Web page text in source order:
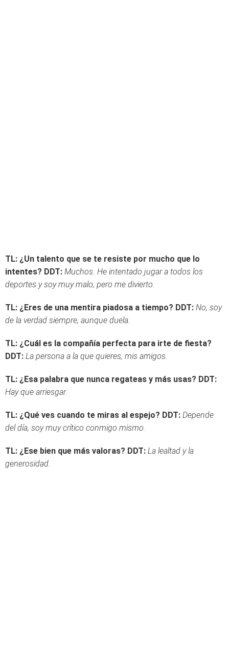
TL: ¿Un talento que se te resiste por mucho que lo
intentes? DDT: Muchos. He intentado jugar a todos los
deportes y soy muy malo, pero me divierto.
TL: ¿Eres de una mentira piadosa a tiempo? DDT: No, soy
de la verdad siempre, aunque duela.
TL: ¿Cuál es la compañía perfecta para irte de fiesta?
DDT: La persona a la que quieres, mis amigos.
TL: ¿Esa palabra que nunca regateas y más usas? DDT:
Hay que arriesgar.
TL: ¿Qué ves cuando te miras al espejo? DDT: Depende
del día, soy muy crítico conmigo mismo.
TL: ¿Ese bien que más valoras? DDT: La lealtad y la
generosidad.